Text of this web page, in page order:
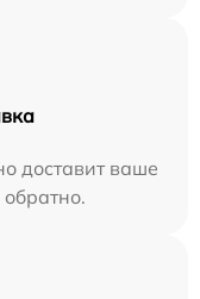
доставит ваше